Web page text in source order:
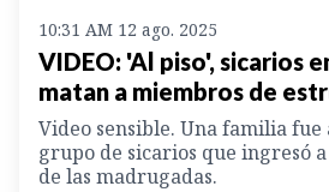
10:31 AM 12 ago. 2025
VIDEO: 'Al piso', sicarios
matan a miembros de
Video sensible. Una familia
grupo de sicarios que ingresó
de las madrugadas.